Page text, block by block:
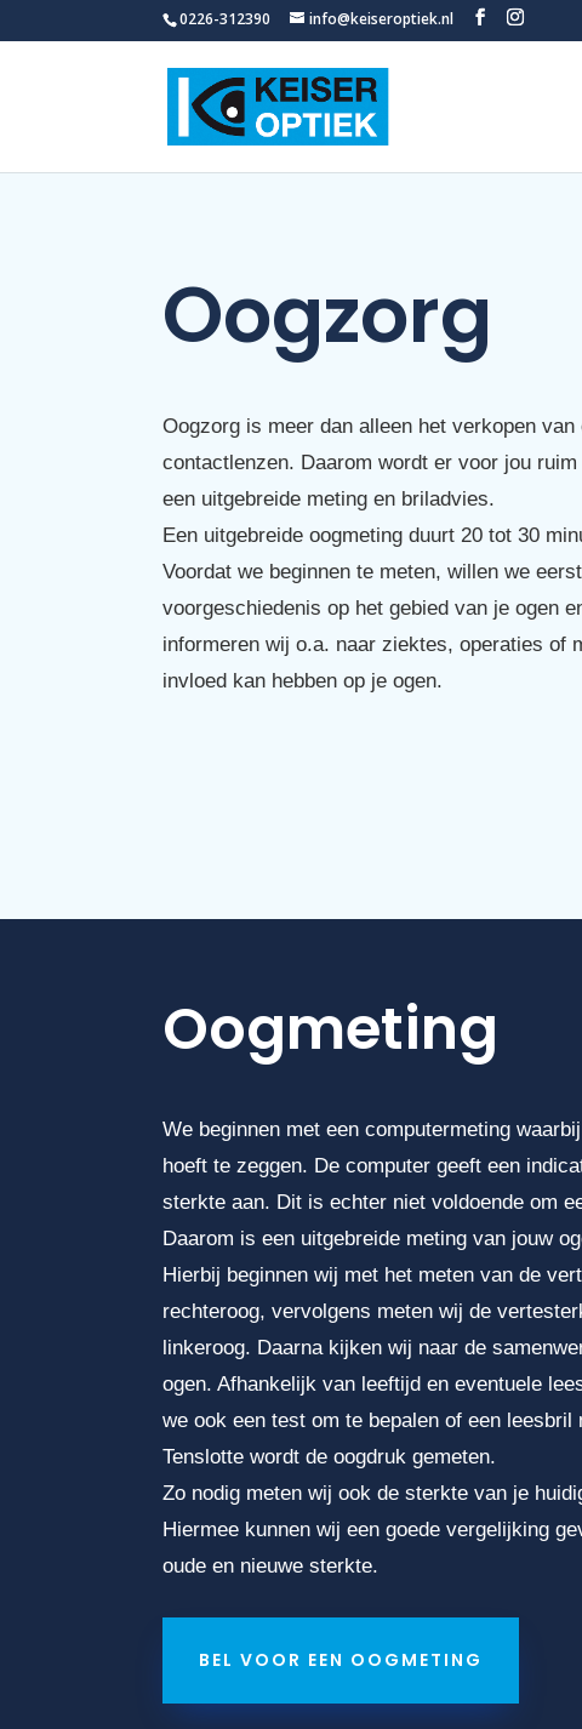
0226-312390 info@keiseroptiek.nl
Oogzorg
Oogzorg is meer dan alleen het verkopen van
contactlenzen. Daarom wordt er voor jou
een uitgebreide meting en briladvies.
Een uitgebreide oogmeting duurt 20 tot 30
Voordat we beginnen te meten, willen we
voorgeschiedenis op het gebied van je ogen
informeren wij o.a. naar ziektes, operaties of
invloed kan hebben op je ogen.
Oogmeting
We beginnen met een computermeting
hoeft te zeggen. De computer geeft een
sterkte aan. Dit is echter niet voldoende om
Daarom is een uitgebreide meting van jouw
Hierbij beginnen wij met het meten van de
rechteroog, vervolgens meten wij de
linkeroog. Daarna kijken wij naar de
ogen. Afhankelijk van leeftijd en eventuele
we ook een test om te bepalen of een leesbril
Tenslotte wordt de oogdruk gemeten.
Zo nodig meten wij ook de sterkte van je
Hiermee kunnen wij een goede vergelijking
oude en nieuwe sterkte.
BEL VOOR EEN OOGMETING